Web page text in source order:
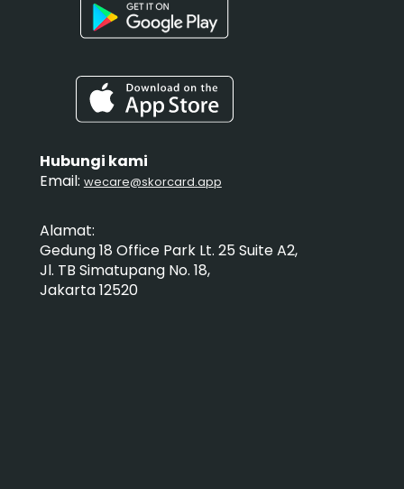
Hubungi kami
Email: wecare@skorcard.app
Alamat:
Gedung 18 Office Park Lt. 25 Suite A2,
Jl. TB Simatupang No. 18,
Jakarta 12520